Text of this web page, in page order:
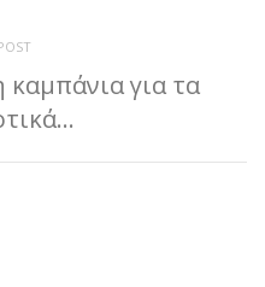
για τα